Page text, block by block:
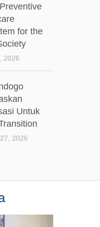
for the
2026
Untuk
2026